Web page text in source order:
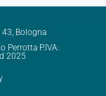
Bologna
Perrotta P.IVA:
2025